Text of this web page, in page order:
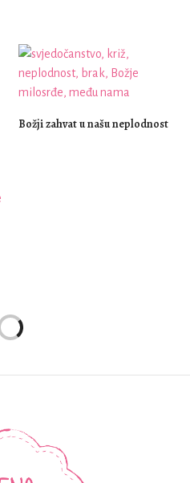
Božji zahvat u našu neplodnost